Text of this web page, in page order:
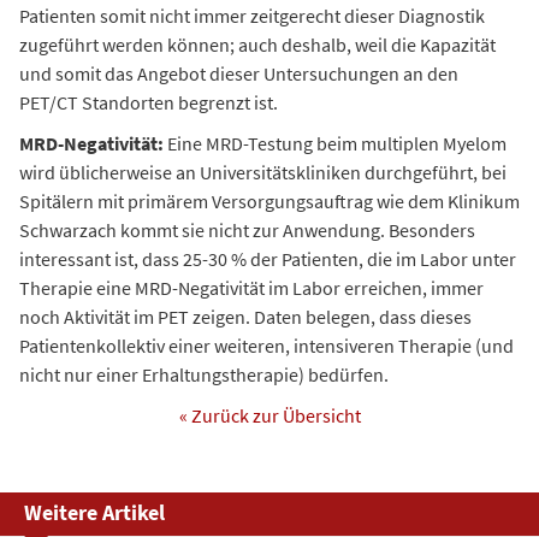
Patienten somit nicht immer zeitgerecht dieser Diagnostik
zugeführt werden können; auch deshalb, weil die Kapazität
und somit das Angebot dieser Untersuchungen an den
PET/CT Standorten begrenzt ist.
MRD-Negativität: Eine MRD-Testung beim multiplen Myelom
wird üblicherweise an Universitätskliniken durchgeführt, bei
Spitälern mit primärem Versorgungsauftrag wie dem Klinikum
Schwarzach kommt sie nicht zur Anwendung. Besonders
interessant ist, dass 25-30 % der Patienten, die im Labor unter
Therapie eine MRD-Negativität im Labor erreichen, immer
noch Aktivität im PET zeigen. Daten belegen, dass dieses
Patientenkollektiv einer weiteren, intensiveren Therapie (und
nicht nur einer Erhaltungstherapie) bedürfen.
« Zurück zur Übersicht
Weitere Artikel